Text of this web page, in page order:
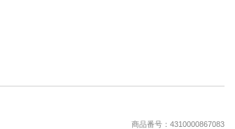
商品番号：4310000867083